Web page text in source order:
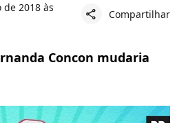
2018 às
share Compartilhar
Concon mudaria